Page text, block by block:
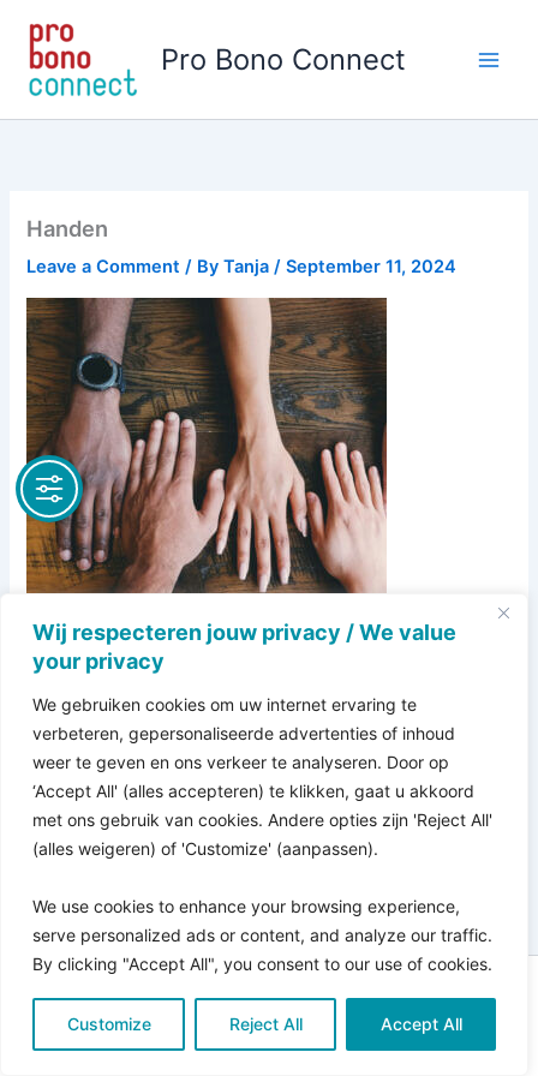
Wij respecteren jouw privacy / We value
your privacy
We gebruiken cookies om uw internet ervaring te
verbeteren, gepersonaliseerde advertenties of inhoud
weer te geven en ons verkeer te analyseren. Door op
‘Accept All' (alles accepteren) te klikken, gaat u akkoord
met ons gebruik van cookies. Andere opties zijn 'Reject All'
(alles weigeren) of 'Customize' (aanpassen).
We use cookies to enhance your browsing experience,
serve personalized ads or content, and analyze our traffic.
By clicking "Accept All", you consent to our use of cookies.
Customize Reject All Accept All
content
Pro Bono Connect
Handen
Leave a Comment / ByTanja/September 11, 2024
Copyright © 2026 Pro Bono Connect | in samenwerking
metKitewebsites